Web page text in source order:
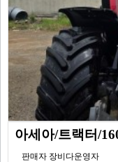
아세아/트랙터/
판매자 장비다운영자